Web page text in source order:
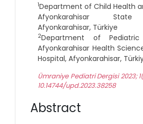
1Department of Child Health
Afyonkarahisar State
Afyonkarahisar, Türkiye
2Department of Pediatric
Afyonkarahisar Health
Hospital, Afyonkarahisar,
Ümraniye Pediatri Dergisi 2023;
10.14744/upd.2023.38258
Abstract